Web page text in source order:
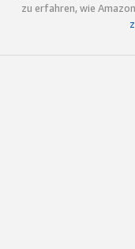
zu erfahren, wie